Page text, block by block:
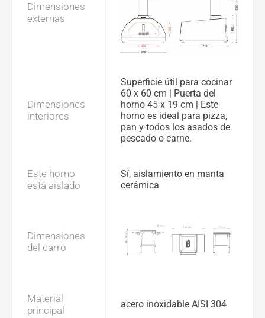
Dimensiones
externas
Dimensiones
interiores
Superficie útil para cocinar
60 x 60 cm | Puerta del
horno 45 x 19 cm | Este
horno es ideal para pizza,
pan y todos los asados de
pescado o carne.
Este horno
está aislado
Sí, aislamiento en manta
cerámica
Dimensiones
del carro
Material
principal
acero inoxidable AISI 304